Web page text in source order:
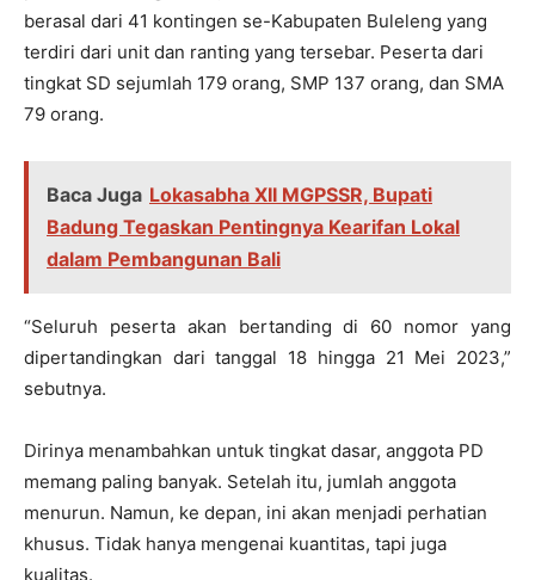
berasal dari 41 kontingen se-Kabupaten Buleleng yang
terdiri dari unit dan ranting yang tersebar. Peserta dari
tingkat SD sejumlah 179 orang, SMP 137 orang, dan SMA
79 orang.
Baca Juga Lokasabha XII MGPSSR, Bupati
Badung Tegaskan Pentingnya Kearifan Lokal
dalam Pembangunan Bali
“Seluruh peserta akan bertanding di 60 nomor yang
dipertandingkan dari tanggal 18 hingga 21 Mei 2023,”
sebutnya.
Dirinya menambahkan untuk tingkat dasar, anggota PD
memang paling banyak. Setelah itu, jumlah anggota
menurun. Namun, ke depan, ini akan menjadi perhatian
khusus. Tidak hanya mengenai kuantitas, tapi juga
kualitas.